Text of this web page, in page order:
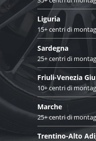
Liguria
15+ centri di
Sardegna
25+ centri di
Friuli-Venezia
10+ centri di
Marche
25+ centri di
Trentino-Alto